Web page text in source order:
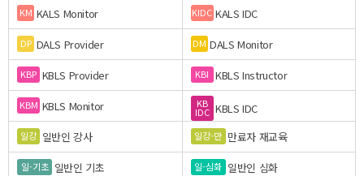
KM KALS Monitor KIDC KALS IDC
DP DALS Provider DM DALS Monitor
KBP KBLS Provider KBI KBLS Instructor
KBM KBLS Monitor KB
IDC KBLS IDC
일강 일반인 강사 일강-만 만료자 재교육
일-기초 일반인 기초 일-심화 일반인 심화